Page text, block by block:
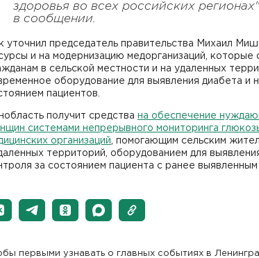
здоровья во всех российских
в сообщении.
уточнил председатель правительства Михаил
и на модернизацию медорганизаций,
в сельской местности и на удаленных
оборудование для выявления диабета и
пациентов.
получит средства на обеспечение
системами непрерывного мониторинга
организаций , помогающим сельским
территорий, оборудованием для
за состоянием пациента с ранее
первыми узнавать о главных событиях в